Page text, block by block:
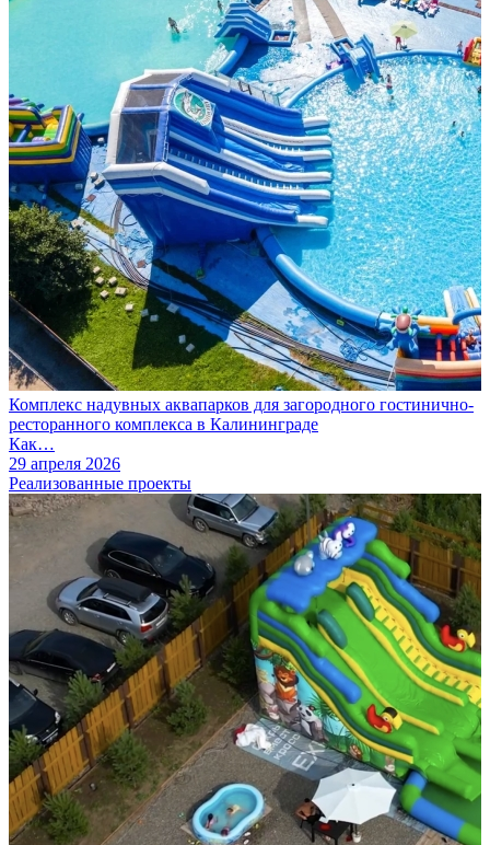
Комплекс надувных аквапарков для загородного гостинично-
ресторанного комплекса в Калининграде
Как…
29 апреля 2026
Реализованные проекты